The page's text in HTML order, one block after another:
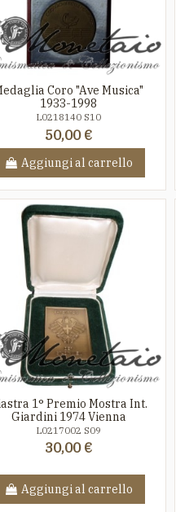
Coro "Ave Musica"
1933-1998
L0218140 S10
50,00 €
Aggiungi al carrello
1° Premio Mostra Int.
Giardini 1974 Vienna
L0217002 S09
30,00 €
Aggiungi al carrello